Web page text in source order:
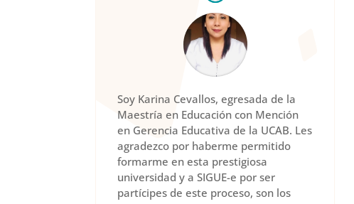
Soy Karina Cevallos, egresada de la
Maestría en Educación con Mención
en Gerencia Educativa de la UCAB. Les
agradezco por haberme permitido
formarme en esta prestigiosa
universidad y a SIGUE-e por ser
partícipes de este proceso, son los